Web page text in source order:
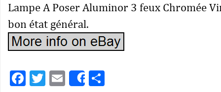
Lampe A Poser Aluminor 3 feux Chromée
bon état général.
Facebook
Twitter
EmailShare